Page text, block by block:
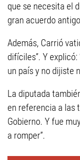
que se necesita el
gran acuerdo
Además, Carrió
difíciles”. Y
un país y no dijiste
La diputada
en referencia a las
Gobierno. Y fue
a romper”.